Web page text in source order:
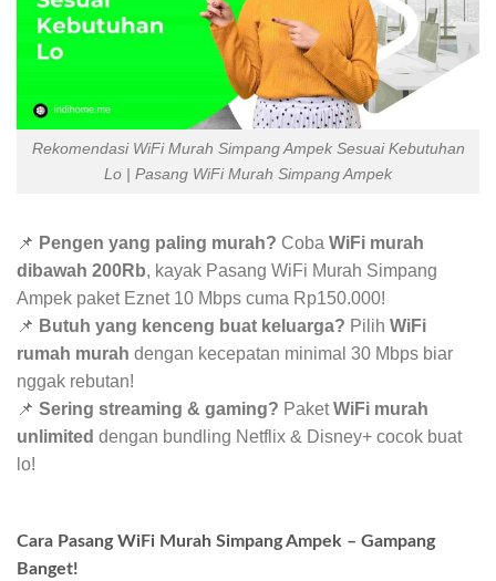
Rekomendasi WiFi Murah Simpang Ampek Sesuai Kebutuhan
Lo | Pasang WiFi Murah Simpang Ampek
📌 Pengen yang paling murah? Coba WiFi murah
dibawah 200Rb, kayak Pasang WiFi Murah Simpang
Ampek paket Eznet 10 Mbps cuma Rp150.000!
📌 Butuh yang kenceng buat keluarga? Pilih WiFi
rumah murah dengan kecepatan minimal 30 Mbps biar
nggak rebutan!
📌 Sering streaming & gaming? PaketWiFi murah
unlimited dengan bundling Netflix & Disney+ cocok buat
lo!
Cara Pasang WiFi Murah Simpang Ampek – Gampang
Banget!